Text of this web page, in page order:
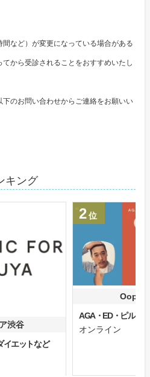
など）が変更になっている場合がある
から受診されることをおすすめいたし
のお問い合わせからご連絡をお願いい
キング
渋谷
イエットなど
2位
Oops
AGA・ED・ピル
オンライン